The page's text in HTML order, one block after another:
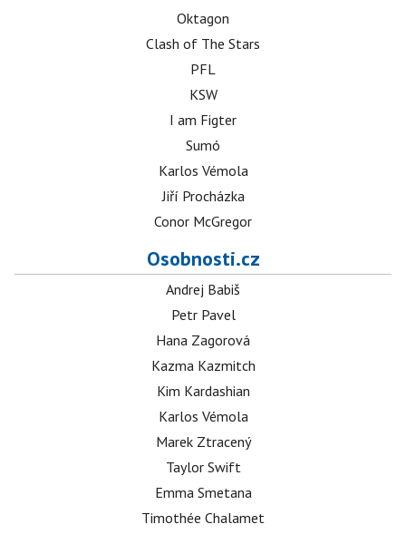
Oktagon
Clash of The Stars
PFL
KSW
I am Figter
Sumó
Karlos Vémola
Jiří Procházka
Conor McGregor
Osobnosti.cz
Andrej Babiš
Petr Pavel
Hana Zagorová
Kazma Kazmitch
Kim Kardashian
Karlos Vémola
Marek Ztracený
Taylor Swift
Emma Smetana
Timothée Chalamet